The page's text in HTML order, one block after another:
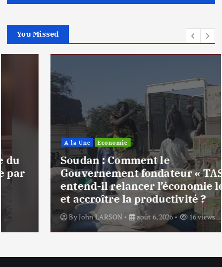
You Missed
Economie
Soudan : Comment le
Gouvernement fondateur « TASIS »
entend-il relancer l’économie locale
et accroître la productivité ?
John LARSON août 6, 2026 16 views